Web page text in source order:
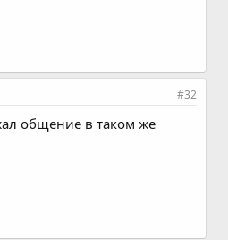
#32
общение в таком же